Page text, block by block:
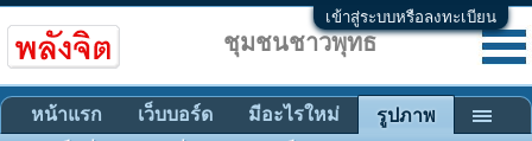
เข้าสู่ระบบหรือลงทะเบียน
ชุมชนชาวพุทธ
หน้าแรก เว็บบอร์ด มีอะไรใหม่ รูปภาพ